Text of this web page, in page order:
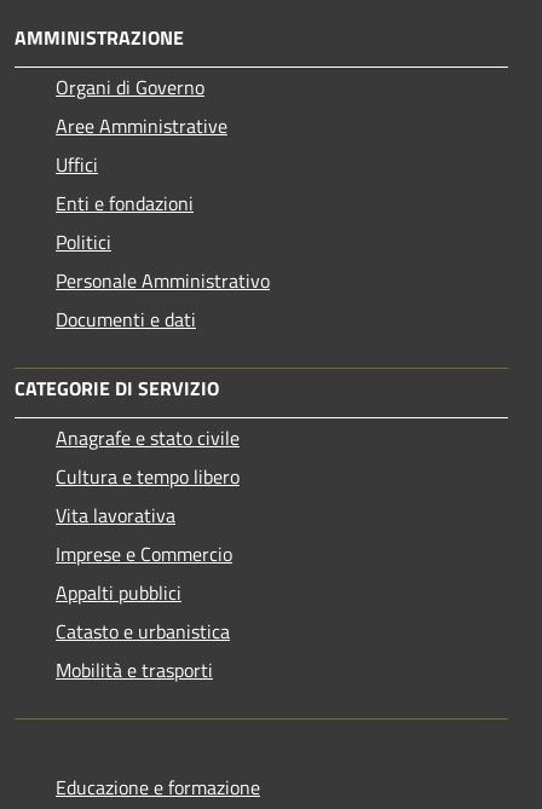
AMMINISTRAZIONE
Organi di Governo
Aree Amministrative
Uffici
Enti e fondazioni
Politici
Personale Amministrativo
Documenti e dati
CATEGORIE DI SERVIZIO
Anagrafe e stato civile
Cultura e tempo libero
Vita lavorativa
Imprese e Commercio
Appalti pubblici
Catasto e urbanistica
Mobilità e trasporti
Educazione e formazione